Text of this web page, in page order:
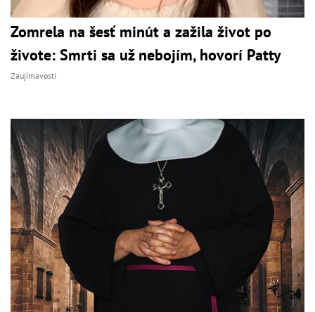
Zomrela na šesť minút a zažila život po
živote: Smrti sa už nebojím, hovorí Patty
Zaujímavosti